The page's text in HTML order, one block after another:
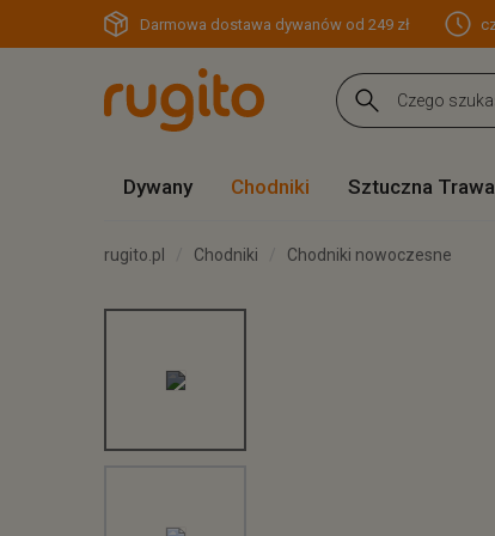
Darmowa dostawa dywanów od 249 zł
Dywany Chodniki Sztuczna Trawa
rugito.pl Chodniki
Chodniki nowoczesne